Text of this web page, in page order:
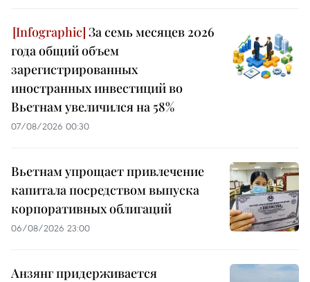
За семь месяцев 2026
года общий объем
зарегистрированных
иностранных инвестиций во
Вьетнам увеличился на 58%
07/08/2026 00:30
Вьетнам упрощает привлечение
капитала посредством выпуска
корпоративных облигаций
06/08/2026 23:00
Анзянг придерживается